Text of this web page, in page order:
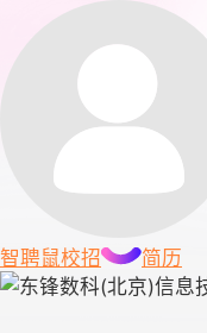
智聘鼠校招 简历